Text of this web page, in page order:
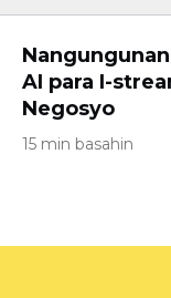
AI para I-
Negosyo
15 min basahin